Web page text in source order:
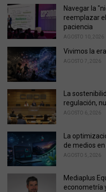
o
r
i
e
Navegar la
reemplazar
paciencia
AGOSTO 10, 2026
Vivimos la
AGOSTO 7, 2026
La
regulación,
AGOSTO 6, 2026
La
de medios
AGOSTO 5, 2026
Mediaplus
econometría